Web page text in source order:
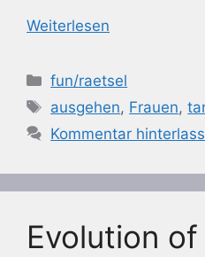
Weiterlesen
Kategorien
fun/raetsel
Schlagwörter
ausgehen, Frauen,
Kommentar
Evolution